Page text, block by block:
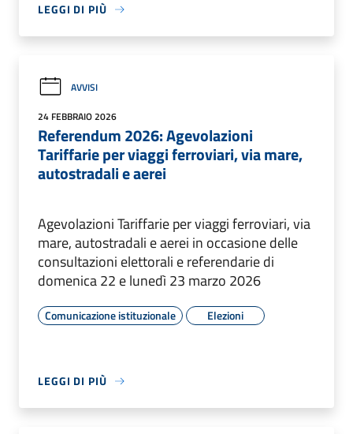
LEGGI DI PIÙ
AVVISI
24 FEBBRAIO 2026
Referendum 2026: Agevolazioni
Tariffarie per viaggi ferroviari, via mare,
autostradali e aerei
Agevolazioni Tariffarie per viaggi ferroviari, via
mare, autostradali e aerei in occasione delle
consultazioni elettorali e referendarie di
domenica 22 e lunedì 23 marzo 2026
Comunicazione istituzionale Elezioni
LEGGI DI PIÙ